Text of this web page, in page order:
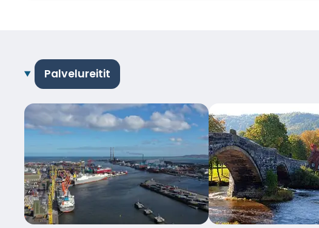
Palvelureitit